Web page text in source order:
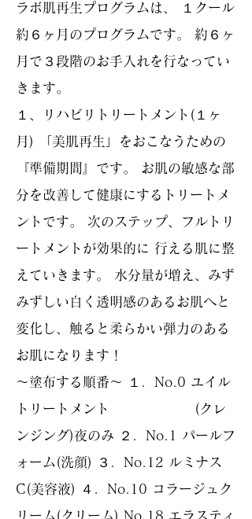
ラボ肌再生プログラムは、 １クール
約６ヶ月のプログラムです。 約６ヶ
月で３段階のお手入れを行なってい
きます。
１、リハビリトリートメント(１ヶ
月) 「美肌再生」をおこなうための
『準備期間』です。 お肌の敏感な部
分を改善して健康にするトリートメ
ントです。 次のステップ、フルトリ
ートメントが効果的に 行える肌に整
えていきます。 水分量が増え、みず
みずしい白く透明感のあるお肌へと
変化し、触ると柔らかい弾力のある
お肌になります！
〜塗布する順番〜 １．No.0 ユイル
トリートメント (クレ
ンジング)夜のみ ２．No.1 パールフ
ォーム(洗顔) ３．No.12 ルミナス
C(美容液) ４．No.10 コラージュク
リーム(クリーム) No.18 エラスティ